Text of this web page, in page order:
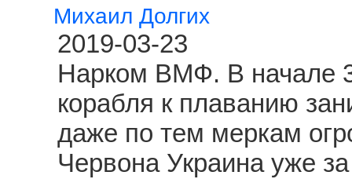
Михаил Долгих
2019-03-23
Нарком ВМФ. В начале
корабля к плаванию
даже по тем меркам
Червона Украина уже